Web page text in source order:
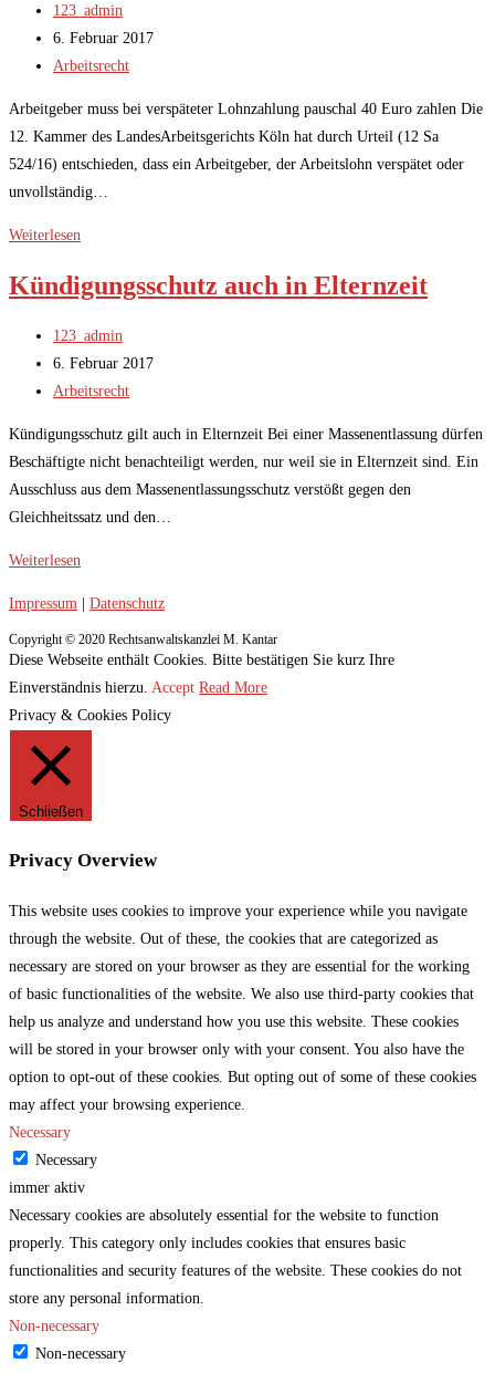
Beitrags-
Autor:
123_admin
Beitrag
veröffentlicht:
6. Februar 2017
Beitrags-
Arbeitsrecht
Arbeitgeber muss bei verspäteter Lohnzahlung pauschal 40 Euro zahlen Die
12. Kammer des LandesArbeitsgerichts Köln hat durch Urteil (12 Sa
524/16) entschieden, dass ein Arbeitgeber, der Arbeitslohn verspätet oder
unvollständig…
Weiterlesen
Lohnzahlung
Kündigungsschutz auch in Elternzeit
Beitrags-
Autor:
123_admin
Beitrag
veröffentlicht:
6. Februar 2017
Beitrags-
Arbeitsrecht
Kündigungsschutz gilt auch in Elternzeit Bei einer Massenentlassung dürfen
Beschäftigte nicht benachteiligt werden, nur weil sie in Elternzeit sind. Ein
Ausschluss aus dem Massenentlassungsschutz verstößt gegen den
Gleichheitssatz und den…
Weiterlesen
in
Elternzeit
Impressum Datenschutz
Copyright © 2020 Rechtsanwaltskanzlei M. Kantar
Diese Webseite enthält Cookies. Bitte bestätigen Sie kurz Ihre
Einverständnis hierzu. Accept Read More
Privacy & Cookies Policy
Schließen
Privacy Overview
This website uses cookies to improve your experience while you navigate
through the website. Out of these, the cookies that are categorized as
necessary are stored on your browser as they are essential for the working
of basic functionalities of the website. We also use third-party cookies that
help us analyze and understand how you use this website. These cookies
will be stored in your browser only with your consent. You also have the
option to opt-out of these cookies. But opting out of some of these cookies
may affect your browsing experience.
Necessary
Necessary
immer aktiv
Necessary cookies are absolutely essential for the website to function
properly. This category only includes cookies that ensures basic
functionalities and security features of the website. These cookies do not
store any personal information.
Non-necessary
Non-necessary